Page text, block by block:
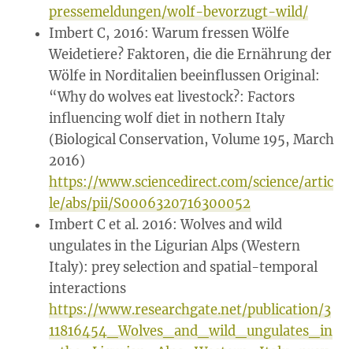
pressemeldungen/wolf-bevorzugt-wild/
Imbert C, 2016: Warum fressen Wölfe
Weidetiere? Faktoren, die die Ernährung der
Wölfe in Norditalien beeinflussen Original:
“Why do wolves eat livestock?: Factors
influencing wolf diet in nothern Italy
(Biological Conservation, Volume 195, March
2016)
https://www.sciencedirect.com/science/artic
le/abs/pii/S0006320716300052
Imbert C et al. 2016: Wolves and wild
ungulates in the Ligurian Alps (Western
Italy): prey selection and spatial-temporal
interactions
https://www.researchgate.net/publication/3
11816454_Wolves_and_wild_ungulates_in